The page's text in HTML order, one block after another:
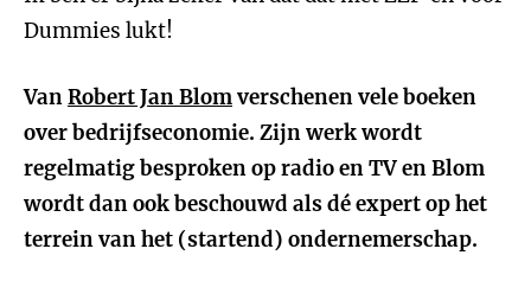
Dummies lukt!
VanRobert Jan Blomverschenen vele boeken
over bedrijfseconomie. Zijn werk wordt
regelmatig besproken op radio en TV en Blom
wordt dan ook beschouwd als dé expert op het
terrein van het (startend) ondernemerschap.